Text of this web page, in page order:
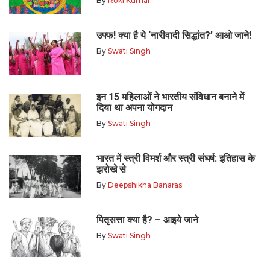
उफ्फ! क्या है ये ‘नारीवादी सिद्धांत?’ आओ जाने!
By Swati Singh
इन 15 महिलाओं ने भारतीय संविधान बनाने में
दिया था अपना योगदान
By Swati Singh
भारत में स्त्री विमर्श और स्त्री संघर्ष: इतिहास के
झरोखे से
By Deepshikha Banaras
पितृसत्ता क्या है? – आइये जाने
By Swati Singh